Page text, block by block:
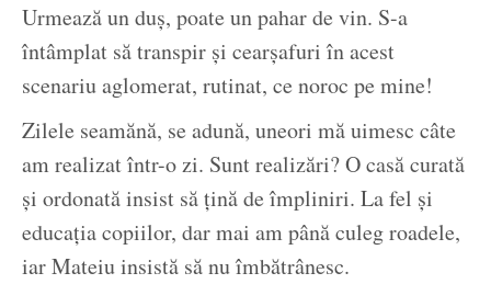
Urmează un duș, poate un pahar de vin. S-a
întâmplat să transpir și cearșafuri în acest
scenariu aglomerat, rutinat, ce noroc pe mine!
Zilele seamănă, se adună, uneori mă uimesc câte
am realizat într-o zi. Sunt realizări? O casă curată
și ordonată insist să țină de împliniri. La fel și
educația copiilor, dar mai am până culeg roadele,
iar Mateiu insistă să nu îmbătrânesc.